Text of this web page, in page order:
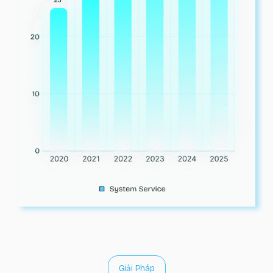
Giải Pháp